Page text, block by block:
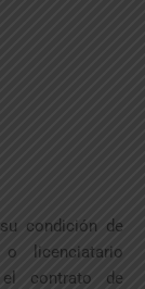
condición de
licenciatario
el contrato de